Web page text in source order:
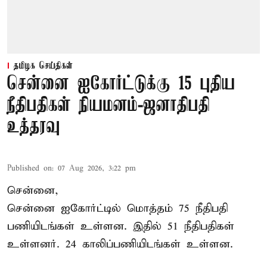
தமிழக செய்திகள்
சென்னை ஐகோர்ட்டுக்கு 15 புதிய
நீதிபதிகள் நியமனம்-ஜனாதிபதி
உத்தரவு
Published on: 07 Aug 2026, 3:22 pm
சென்னை,
சென்னை ஐகோர்ட்டில் மொத்தம் 75 நீதிபதி
பணியிடங்கள் உள்ளன. இதில் 51 நீதிபதிகள்
உள்ளனர். 24 காலிப்பணியிடங்கள் உள்ளன.